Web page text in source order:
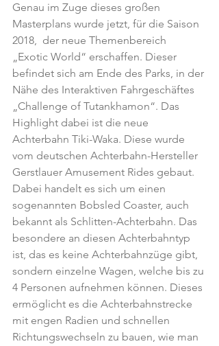
Genau im Zuge dieses großen
Masterplans wurde jetzt, für die Saison
2018,  der neue Themenbereich
„Exotic World“ erschaffen. Dieser
befindet sich am Ende des Parks, in der
Nähe des Interaktiven Fahrgeschäftes
„Challenge of Tutankhamon“. Das
Highlight dabei ist die neue
Achterbahn Tiki-Waka. Diese wurde
vom deutschen Achterbahn-Hersteller
Gerstlauer Amusement Rides gebaut.
Dabei handelt es sich um einen
sogenannten Bobsled Coaster, auch
bekannt als Schlitten-Achterbahn. Das
besondere an diesen Achterbahntyp
ist, das es keine Achterbahnzüge gibt,
sondern einzelne Wagen, welche bis zu
4 Personen aufnehmen können. Dieses
ermöglicht es die Achterbahnstrecke
mit engen Radien und schnellen
Richtungswechseln zu bauen, wie man